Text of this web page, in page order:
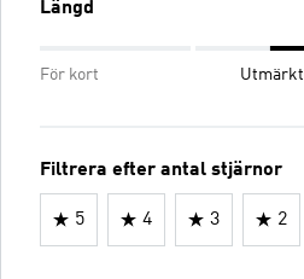
Längd
För kort Utmärkt
Filtrera efter antal stjärnor
5 4 3 2